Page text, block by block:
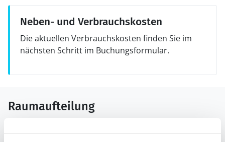
Neben- und Verbrauchskosten
Die aktuellen Verbrauchskosten finden Sie im
nächsten Schritt im Buchungsformular.
Raumaufteilung